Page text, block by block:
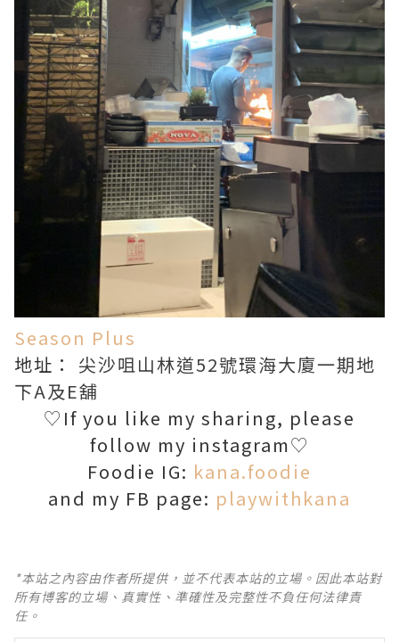
Season Plus
地址：
尖沙咀 山林道52號環海大廈一期地
下A及E舖
♡ If you like my sharing, please
follow my instagram♡
Foodie IG: kana.foodie
and my FB page: playwithkana
*本站之內容由作者所提供，並不代表本站的立場。因此本站對
所有博客的立場、真實性、準確性及完整性不負任何法律責
任。